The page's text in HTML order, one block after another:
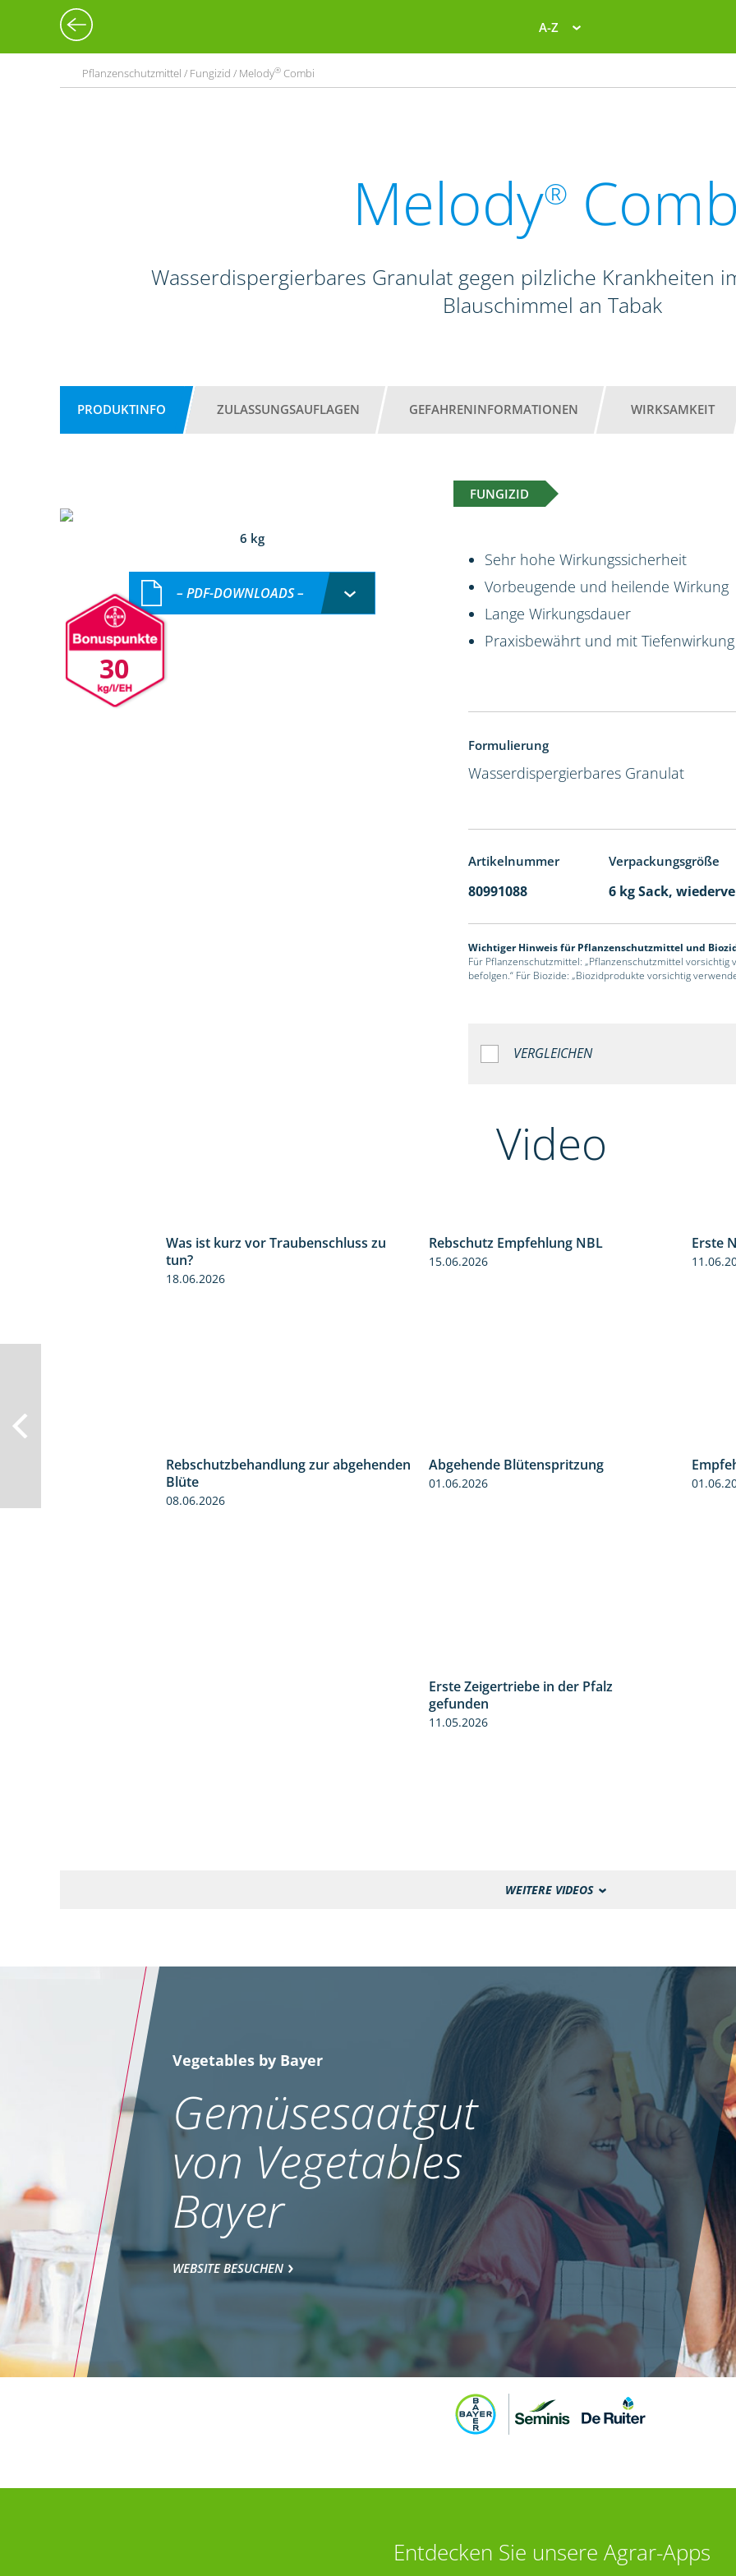
A-Z
Pflanzenschutzmittel / Fungizid / Melody® Combi
Melody®
Wasserdispergierbares Granulat gegen pilzliche Krankheiten
Blauschimmel an Tabak
PRODUKTINFO ZULASSUNGSAUFLAGEN GEFAHRENINFORMATIONEN WIRKSAMKEIT
FUNGIZID
6 kg
30
– PDF-DOWNLOADS –
Sehr hohe Wirkungssicherheit
Vorbeugende und heilende Wirkung
Lange Wirkungsdauer
Praxisbewährt und mit Tiefenwirkung
Formulierung
Wasserdispergierbares Granulat
Artikelnummer Verpackungsgröße
80991088 6 kg Sack,
Wichtiger Hinweis für Pflanzenschutzmittel und
Für Pflanzenschutzmittel: „Pflanzenschutzmittel
befolgen.“ Für Biozide: „Biozidprodukte vorsichtig
VERGLEICHEN
Video
Was ist kurz vor Traubenschluss zu
tun?
Rebschutz Empfehlung NBL Erste
Rebschutzbehandlung zur abgehenden
Blüte
Abgehende Blütenspritzung
Erste Zeigertriebe in der Pfalz
gefunden
WEITERE VIDEOS
Vegetables by Bayer
Gemüsesaatgut
von Vegetables
Bayer
WEBSITE BESUCHEN
Entdecken Sie unsere Agrar-Apps